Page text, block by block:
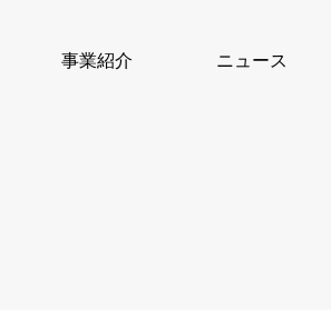
事業紹介 ニュース